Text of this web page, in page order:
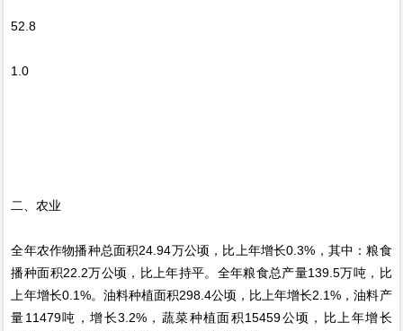
52.8
1.0
二、农业
全年农作物播种总面积24.94万公顷，比上年增长0.3%，其中：粮食
播种面积22.2万公顷，比上年持平。全年粮食总产量139.5万吨，比
上年增长0.1%。油料种植面积298.4公顷，比上年增长2.1%，油料产
量11479吨，增长3.2%，蔬菜种植面积15459公顷，比上年增长